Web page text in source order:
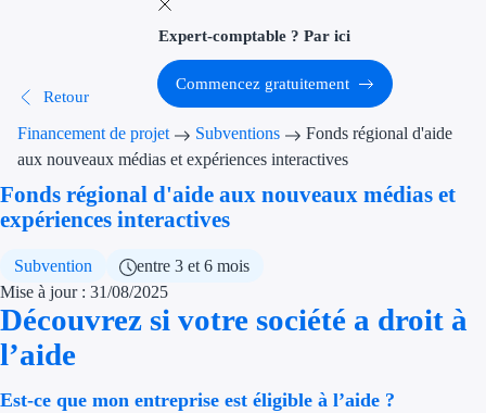
Thématiques
Financement
Aides RSE
Étapes de vie
Expert-comptable ? Par ici
Commencez gratuitement
Retour
Financement de projet Subventions
Fonds régional d'aide
aux nouveaux médias et expériences interactives
Fonds régional d'aide aux nouveaux médias et
expériences interactives
Subvention
entre 3 et 6 mois
Mise à jour : 31/08/2025
Découvrez si votre société a droit à
l’aide
Est-ce que mon entreprise est éligible à l’aide ?